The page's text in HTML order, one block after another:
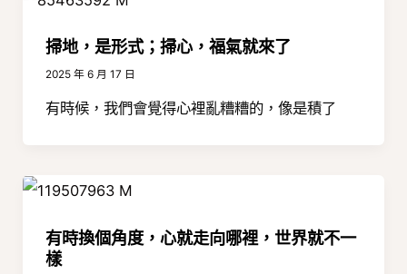
掃地，是形式；掃心，福氣就來了
2025 年 6 月 17 日
有時候，我們會覺得心裡亂糟糟的，像是積了
有時換個角度，心就走向哪裡，世界就不一
樣